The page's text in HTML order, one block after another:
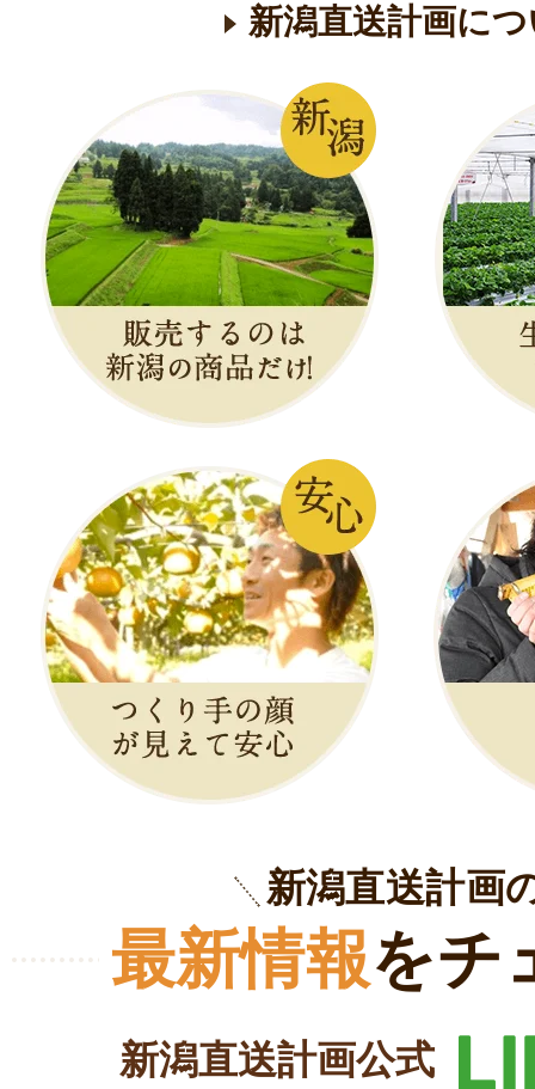
賞味期限：風味の
￥4,150 (送料
受付中 のし可
新潟県産米ギフ
プ）
お客様の声 5件
発送時期：10月上
賞味期限：風味の
米後1ヵ月以内に
￥5,600 ～(送料
売切れ のし可
新潟直送計画に
新潟直送計画
最新情報をチ
新潟直送計画公式